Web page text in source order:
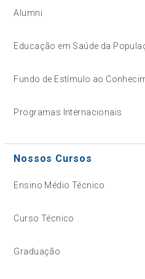
Alumni
Educação em Saúde da
Fundo de Estímulo ao
Programas Internacionais
Nossos Cursos
Ensino Médio Técnico
Curso Técnico
Graduação